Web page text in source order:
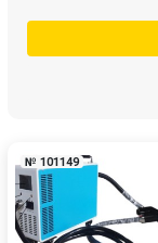
№ 101149